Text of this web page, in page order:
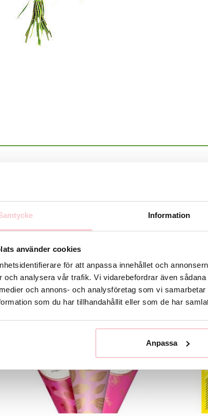
Information
använder cookies
för att anpassa innehållet och
och analysera vår trafik. Vi vidarebefordrar även
och annons- och analysföretag som vi
som du har tillhandahållit eller som de har
Anpassa
Rekommenderade tillbehör till